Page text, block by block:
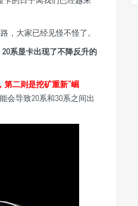
，大家已经见怪不怪了。
20系显卡出现了不降反升的
第二则是挖矿重新“崛
会导致20系和30系之间出